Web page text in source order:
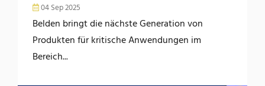
04 Sep 2025
Belden bringt die nächste Generation von
Produkten für kritische Anwendungen im
Bereich...